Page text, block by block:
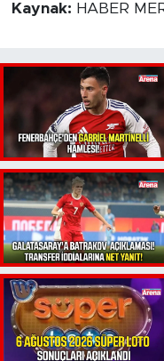
Kaynak: HABER